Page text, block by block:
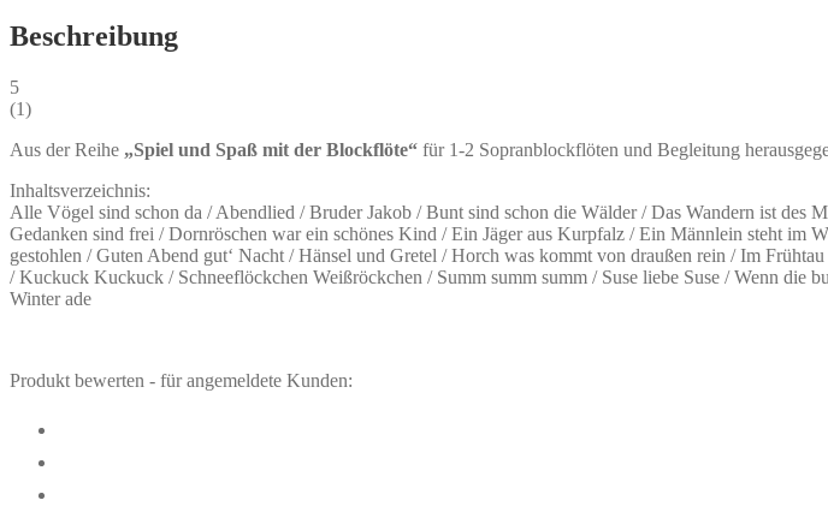
Beschreibung
5
(1)
Aus der Reihe „Spiel und Spaß mit der Blockflöte“ für 1-2 Sopranblockflöten und Begleitung
Inhaltsverzeichnis:
Alle Vögel sind schon da / Abendlied / Bruder Jakob / Bunt sind schon die Wälder / Das Wandern ist
Gedanken sind frei / Dornröschen war ein schönes Kind / Ein Jäger aus Kurpfalz / Ein Männlein steht im
gestohlen / Guten Abend gut‘ Nacht / Hänsel und Gretel / Horch was kommt von draußen rein / Im
/ Kuckuck Kuckuck / Schneeflöckchen Weißröckchen / Summ summ summ / Suse liebe Suse / Wenn die
Winter ade
Produkt bewerten - für angemeldete Kunden: